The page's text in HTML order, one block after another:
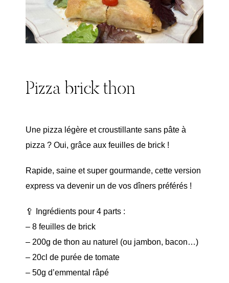
Pizza brick thon
Une pizza légère et croustillante sans pâte à
pizza ? Oui, grâce aux feuilles de brick !
Rapide, saine et super gourmande, cette version
express va devenir un de vos dîners préférés !
🥄 Ingrédients pour 4 parts :
– 8 feuilles de brick
– 200g de thon au naturel (ou jambon, bacon…)
– 20cl de purée de tomate
– 50g d’emmental râpé